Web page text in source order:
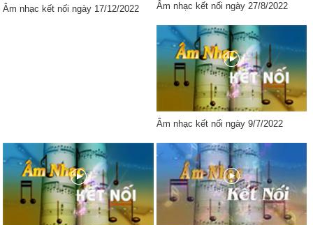
Âm nhạc kết nối ngày 17/12/2022 Âm nhạc kết nối ngày 27/8/2022
Âm nhạc kết nối ngày 9/7/2022